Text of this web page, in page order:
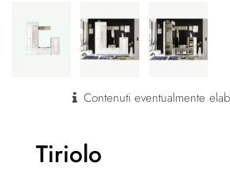
Contenuti eventualmente
Tiriolo